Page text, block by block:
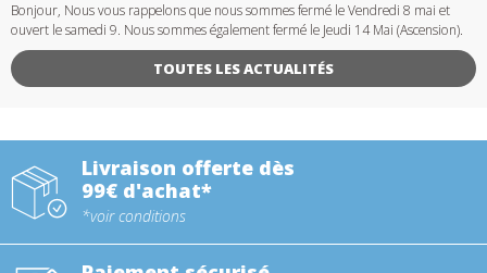
Bonjour, Nous vous rappelons que nous sommes fermé le Vendredi 8 mai et
ouvert le samedi 9. Nous sommes également fermé le Jeudi 14 Mai (Ascension).
TOUTES LES ACTUALITÉS
Livraison offerte dès
99€ d'achat*
*voir conditions